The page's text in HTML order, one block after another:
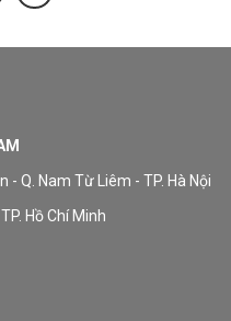
- Q. Nam Từ Liêm - TP. Hà Nội
Hồ Chí Minh